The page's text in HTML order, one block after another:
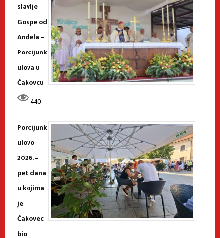
slavlje
Gospe od
Anđela –
Porcijunk
ulova u
Čakovcu
440
Porcijunk
ulovo
2026. –
pet dana
u kojima
je
Čakovec
bio